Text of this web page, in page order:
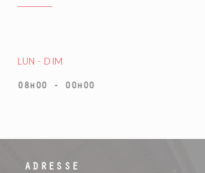
LUN - DIM
08h00 - 00h00
ADRESSE